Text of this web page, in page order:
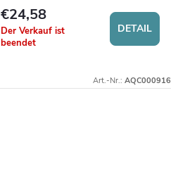
€24,58
Der Verkauf ist
beendet
DETAIL
Art.-Nr.: AQC000916